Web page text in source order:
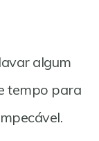
algum
tempo para